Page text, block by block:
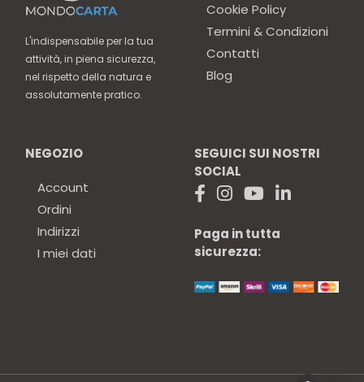
L'indispensabile per la tua
attività, in piena sicurezza,
nel rispetto della natura e
assolutamente pratico.
Cookie Policy
Termini & Condizioni
Contatti
Blog
NEGOZIO
Account
Ordini
Indirizzi
I miei dati
SEGUICI SUI NOSTRI
SOCIAL
Paga in tutta
sicurezza: